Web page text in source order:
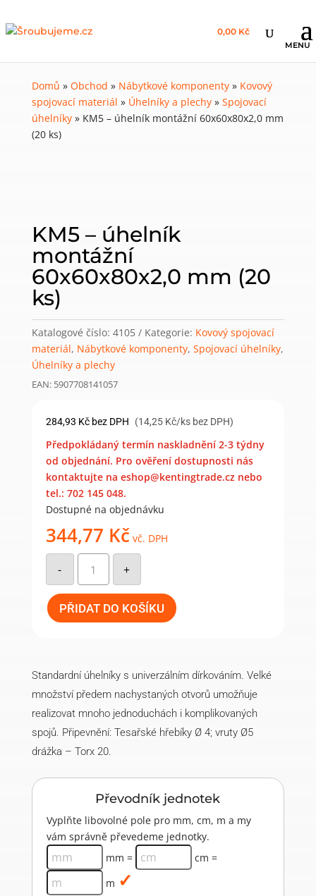
0,00 Kč
Domů » Obchod » Nábytkové komponenty» Kovový
spojovací materiál » Úhelníky a plechy» Spojovací
úhelníky» KM5 – úhelník montážní 60x60x80x2,0 mm
(20 ks)
KM5 – úhelník
montážní
60x60x80x2,0 mm (20
ks)
Katalogové číslo: 4105 Kategorie: Kovový spojovací
materiál, Nábytkové komponenty, Spojovací úhelníky,
Úhelníky a plechy
EAN: 5907708141057
284,93 Kč bez DPH (14,25 Kč/ks bez DPH)
Předpokládaný termín naskladnění 2-3 týdny
od objednání. Pro ověření dostupnosti nás
kontaktujte na eshop@kentingtrade.cz nebo
tel.: 702 145 048.
Dostupné na objednávku
344,77 Kč vč. DPH
-
KM5
úhelník
montážní
60x60x80x2,0
mm
(20
ks)
+
PŘIDAT DO KOŠÍKU
Standardní úhelníky s univerzálním dírkováním. Velké
množství předem nachystaných otvorů umožňuje
realizovat mnoho jednoduchách i komplikovaných
spojů. Připevnění: Tesařské hřebíky Ø 4; vruty Ø5
drážka – Torx 20.
Převodník jednotek
Vyplňte libovolné pole pro mm, cm, m a my
vám správně převedeme jednotky.
mm =
cm =
m